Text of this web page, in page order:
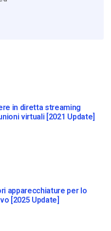
in diretta streaming
conferenze e riunioni virtuali [2021 Update]
apparecchiature per lo
streaming dal vivo [2025 Update]